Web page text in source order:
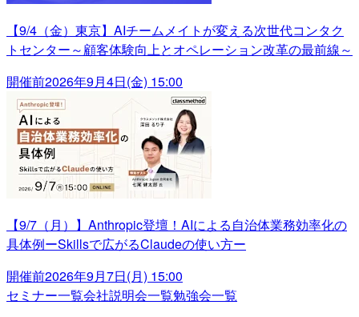
【9/4（金）東京】AIチームメイトが変える次世代コンタク
トセンター～顧客体験向上とオペレーション改革の最前線～
開催前2026年9月4日(金) 15:00
【9/7（月）】Anthropic登壇！AIによる自治体業務効率化の
具体例ーSkillsで広がるClaudeの使い方ー
開催前2026年9月7日(月) 15:00
セミナー一覧会社説明会一覧勉強会一覧